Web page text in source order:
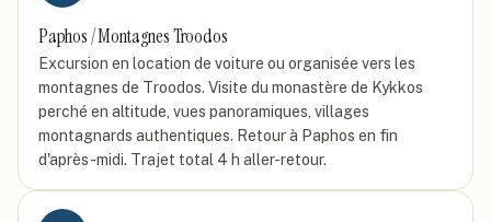
Paphos / Montagnes Troodos
Excursion en location de voiture ou organisée vers les
montagnes de Troodos. Visite du monastère de Kykkos
perché en altitude, vues panoramiques, villages
montagnards authentiques. Retour à Paphos en fin
d'après-midi. Trajet total 4 h aller-retour.